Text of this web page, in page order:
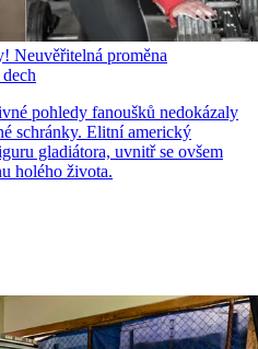
Neuvěřitelná proměna
pohledy fanoušků nedokázaly
schránky. Elitní americký
gladiátora, uvnitř se ovšem
holého života.